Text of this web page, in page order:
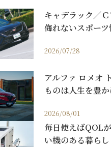
キャデラック／Ｃ
侮れないスポー
2026/07/28
アルファ ロメオ
ものは人生を豊
2026/08/01
毎日使えばQOL
い機のある暮らし